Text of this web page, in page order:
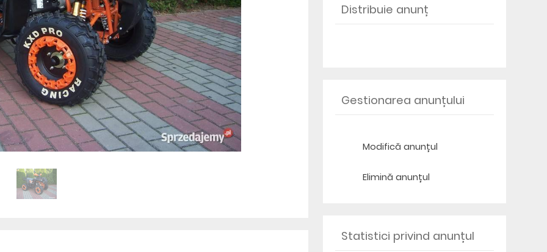
Distribuie anunț
Gestionarea anunțului
Modifică anunțul
Elimină anunțul
Statistici privind anunțul